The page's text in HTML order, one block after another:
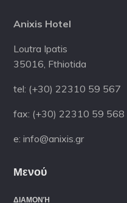
Anixis Hotel
Loutra Ipatis
35016, Fthiotida
tel: (+30) 22310 59 567
fax: (+30) 22310 59 568
e: info@anixis.gr
Μενού
ΔΙΑΜΟΝΉ